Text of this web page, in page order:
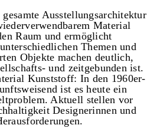
Ausstellungsarchitektur
Material
Raum und ermöglicht
Themen und
Objekte machen deutlich,
und zeitgebunden ist.
Kunststoff: In den 1960er-
ist es heute ein
Aktuell stellen vor
Designerinnen und